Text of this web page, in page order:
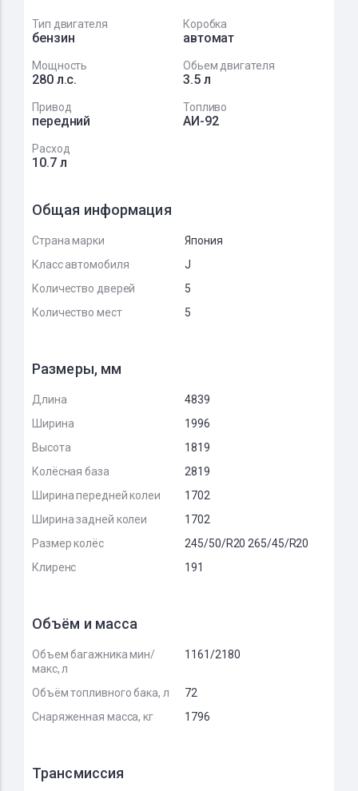
Тип двигателя
бензин
Коробка
автомат
Мощность
280 л.с.
Обьем двигателя
3.5 л
Привод
передний
Топливо
АИ-92
Расход
10.7 л
Общая информация
Страна марки
Япония
Класс автомобиля
J
Количество дверей
5
Количество мест
5
Размеры, мм
Длина
4839
Ширина
1996
Высота
1819
Колёсная база
2819
Ширина передней колеи
1702
Ширина задней колеи
1702
Размер колёс
245/50/R20 265/45/R20
Клиренс
191
Объём и масса
Объем багажника мин/
макс, л
1161/2180
Объём топливного бака, л
72
Снаряженная масса, кг
1796
Трансмиссия